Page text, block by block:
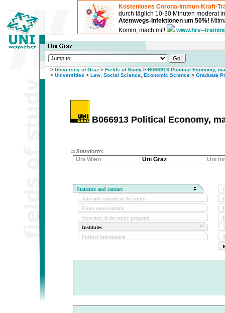
Kostenloses Corona-Immun-Kraft-
durch täglich 10-30 Minuten moderat
Atemwegs-Infektionen um 50%!
Komm, mach mit!
www.hrv--
> University of Graz > Fields of Study > B066913 Political Economy,
> Universities > Law, Social Science, Economic Science > Graduate
B066913 Political Economy,
Uni Wien Uni Graz Uni
Statistics and contact
Aim and content of the study
Entry requirements
Structure of the study program
Institutes
Further information